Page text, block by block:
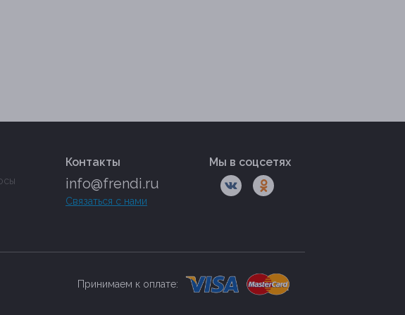
Контакты
info@frendi.ru
Связаться с нами
Мы в соцсетях
Принимаем к оплате: